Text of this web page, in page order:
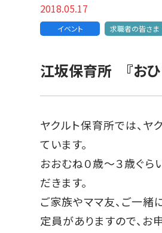
2018.05.17
イベント 求職者の皆さま
江坂保育所 『おひ
ヤクルト保育所では、ヤ
ています。
おおむね０歳～３歳ぐ
だきます。
ご家族やママ友、ご一緒
定員がありますので、お